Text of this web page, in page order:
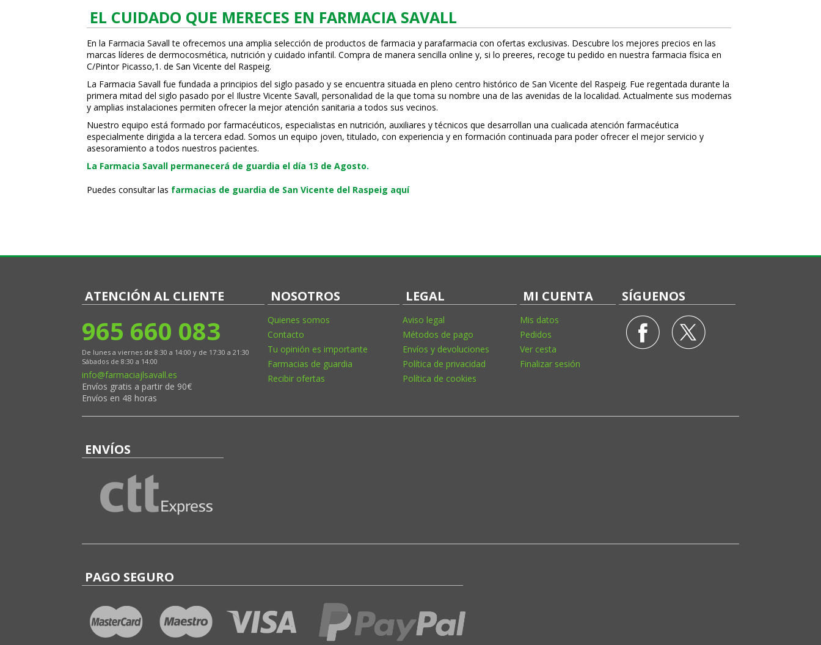
EL CUIDADO QUE MERECES EN FARMACIA SAVALL
En la Farmacia Savall te ofrecemos una amplia selección de productos de farmacia y parafarmacia con ofertas exclusivas. Descubre los mejores precios en las
marcas líderes de dermocosmética, nutrición y cuidado infantil. Compra de manera sencilla online y, si lo prefieres, recoge tu pedido en nuestra farmacia física en
C/Pintor Picasso,1. de San Vicente del Raspeig.
La Farmacia Savall fue fundada a principios del siglo pasado y se encuentra situada en pleno centro histórico de San Vicente del Raspeig. Fue regentada durante la
primera mitad del siglo pasado por el Ilustre Vicente Savall, personalidad de la que toma su nombre una de las avenidas de la localidad. Actualmente sus modernas
y amplias instalaciones permiten ofrecer la mejor atención sanitaria a todos sus vecinos.
Nuestro equipo está formado por farmacéuticos, especialistas en nutrición, auxiliares y técnicos que desarrollan una cualificada atención farmacéutica
especialmente dirigida a la tercera edad. Somos un equipo joven, titulado, con experiencia y en formación continuada para poder ofrecer el mejor servicio y
asesoramiento a todos nuestros pacientes.
La Farmacia Savall permanecerá de guardia el día 13 de Agosto.
Puedes consultar las farmacias de guardia de San Vicente del Raspeig aquí
ATENCIÓN AL CLIENTE
965 660 083
De lunes a viernes de 8:30 a 14:00 y de 17:30 a 21:30
Sábados de 8:30 a 14:00
info@farmaciajlsavall.es
Envíos gratis a partir de 90€
Envíos en 48 horas
NOSOTROS
Quienes somos
Contacto
Tu opinión es importante
Farmacias de guardia
Recibir ofertas
LEGAL
Aviso legal
Métodos de pago
Envíos y devoluciones
Política de privacidad
Política de cookies
MI CUENTA
Mis datos
Pedidos
Ver cesta
Finalizar sesión
SÍGUENOS
ENVÍOS
PAGO SEGURO